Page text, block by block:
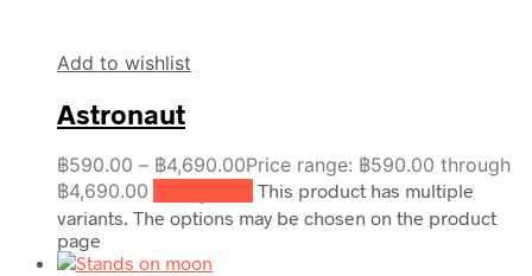
Add to wishlist
Astronaut
฿590.00 – ฿4,690.00Price range: ฿590.00 through
฿4,690.00
This product has multiple
variants. The options may be chosen on the product
page